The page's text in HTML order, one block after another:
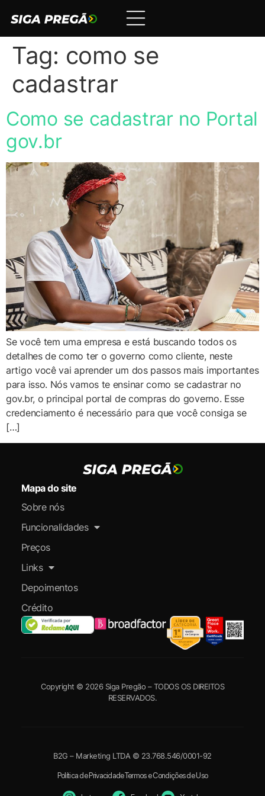
Tag: como se
cadastrar
Como se cadastrar no Portal
gov.br
Se você tem uma empresa e está buscando todos os
detalhes de como ter o governo como cliente, neste
artigo você vai aprender um dos passos mais importantes
para isso. Nós vamos te ensinar como se cadastrar no
gov.br, o principal portal de compras do governo. Esse
credenciamento é necessário para que você consiga se
[…]
Mapa do site
Sobre nós
Funcionalidades
Preços
Links
Depoimentos
Crédito
Copyright © 2026 Siga Pregão – TODOS OS DIREITOS
RESERVADOS.
B2G – Marketing LTDA © 23.768.546/0001-92
Política de PrivacidadeTermos e Condições de Uso